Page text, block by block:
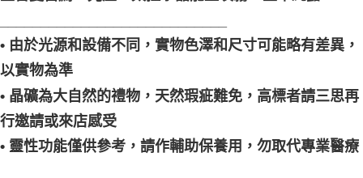
• 由於光源和設備不同，實物色澤和尺寸可能略有差異，
以實物為準
• 晶礦為大自然的禮物，天然瑕疵難免，高標者請三思再
行邀請或來店感受
• 靈性功能僅供參考，請作輔助保養用，勿取代專業醫療